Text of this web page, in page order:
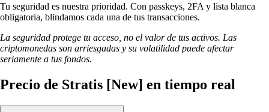
Tu seguridad es nuestra prioridad. Con passkeys, 2FA y lista blanca
obligatoria, blindamos cada una de tus transacciones.
La seguridad protege tu acceso, no el valor de tus activos. Las
criptomonedas son arriesgadas y su volatilidad puede afectar
seriamente a tus fondos.
Precio de Stratis [New] en tiempo real